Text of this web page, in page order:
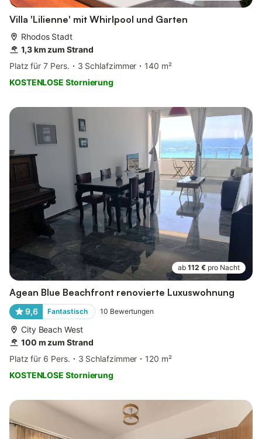
Villa 'Lilienne' mit Whirlpool und Garten
Rhodos Stadt
1,3 km zum Strand
Platz für 7 Pers.
3 Schlafzimmer
140 m²
KOSTENLOSE Stornierung
ab 112 € pro Nacht
Agean Blue Beachfront renovierte Luxuswohnung
9,6 Fantastisch 10 Bewertungen
City Beach West
100 m zum Strand
Platz für 6 Pers.
3 Schlafzimmer
120 m²
KOSTENLOSE Stornierung